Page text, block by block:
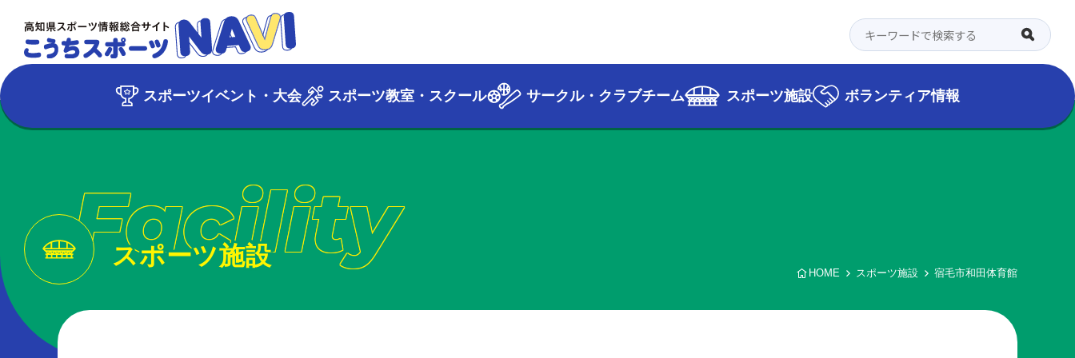
スポーツイベント・大会 スポーツ教室・スクール サークル・クラブチーム スポーツ施設 ボランティア情報
Facility
スポーツ施設
HOME スポーツ施設 宿毛市和田体育館